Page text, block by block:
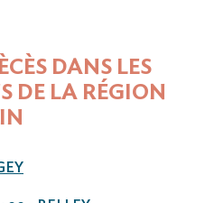
DANS LES
DE LA RÉGION